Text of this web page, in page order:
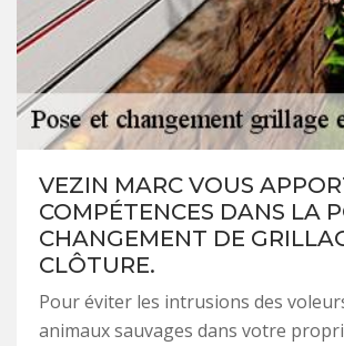
VEZIN MARC VOUS
COMPÉTENCES DANS LA
CHANGEMENT DE
CLÔTURE.
Pour éviter les intrusions des
animaux sauvages dans votre